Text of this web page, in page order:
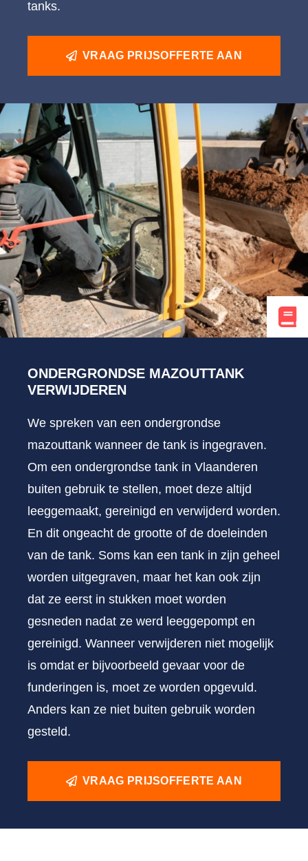
tanks.
VRAAG PRIJSOFFERTE AAN
ONDERGRONDSE MAZOUTTANK
VERWIJDEREN
We spreken van een ondergrondse
mazouttank wanneer de tank is ingegraven.
Om een ondergrondse tank in Vlaanderen
buiten gebruik te stellen, moet deze altijd
leeggemaakt, gereinigd en verwijderd worden.
En dit ongeacht de grootte of de doeleinden
van de tank. Soms kan een tank in zijn geheel
worden uitgegraven, maar het kan ook zijn
dat ze eerst in stukken moet worden
gesneden nadat ze werd leeggepompt en
gereinigd. Wanneer verwijderen niet mogelijk
is omdat er bijvoorbeeld gevaar voor de
funderingen is, moet ze worden opgevuld.
Anders kan ze niet buiten gebruik worden
gesteld.
VRAAG PRIJSOFFERTE AAN